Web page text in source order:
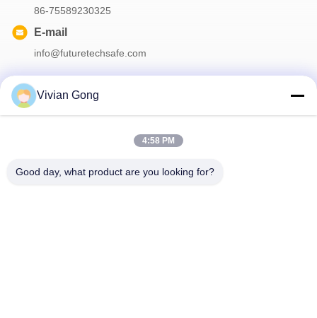
86-75589230325
E-mail
info@futuretechsafe.com
encore.
Vivian Gong
4:58 PM
Good day, what product are you looking for?